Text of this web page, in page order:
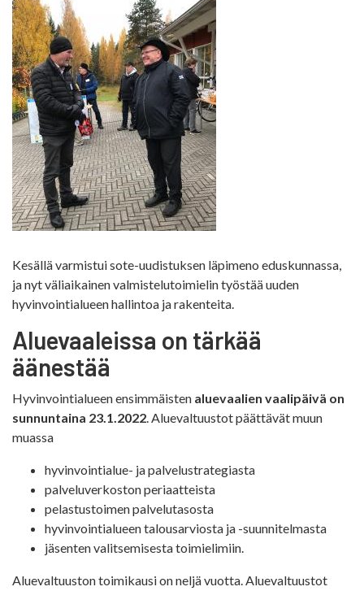
Kesällä varmistui sote-uudistuksen läpimeno eduskunnassa,
ja nyt väliaikainen valmistelutoimielin työstää uuden
hyvinvointialueen hallintoa ja rakenteita.
Aluevaaleissa on tärkää
äänestää
Hyvinvointialueen ensimmäisten aluevaalien vaalipäivä on
sunnuntaina 23.1.2022. Aluevaltuustot päättävät muun
muassa
hyvinvointialue- ja palvelustrategiasta
palveluverkoston periaatteista
pelastustoimen palvelutasosta
hyvinvointialueen talousarviosta ja -suunnitelmasta
jäsenten valitsemisesta toimielimiin.
Aluevaltuuston toimikausi on neljä vuotta. Aluevaltuustot